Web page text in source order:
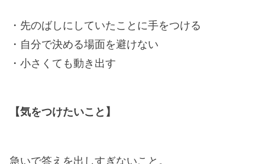
・先のばしにしていたことに手をつける
・自分で決める場面を避けない
・小さくても動き出す
【気をつけたいこと】
急いで答えを出しすぎないこと。